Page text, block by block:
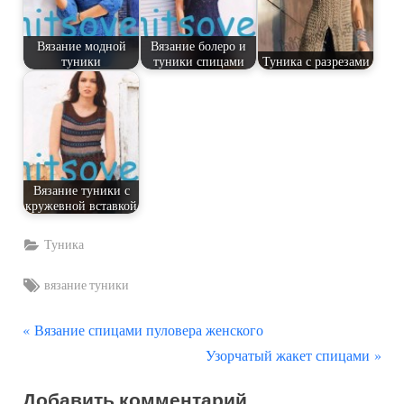
Вязание модной
туники
Вязание болеро и
туники спицами
Туника с разрезами
Вязание туники с
кружевной вставкой
Туника
Tags:
вязание туники
Навигация
П
Вязание спицами пуловера женского
С
Узорчатый жакет спицами